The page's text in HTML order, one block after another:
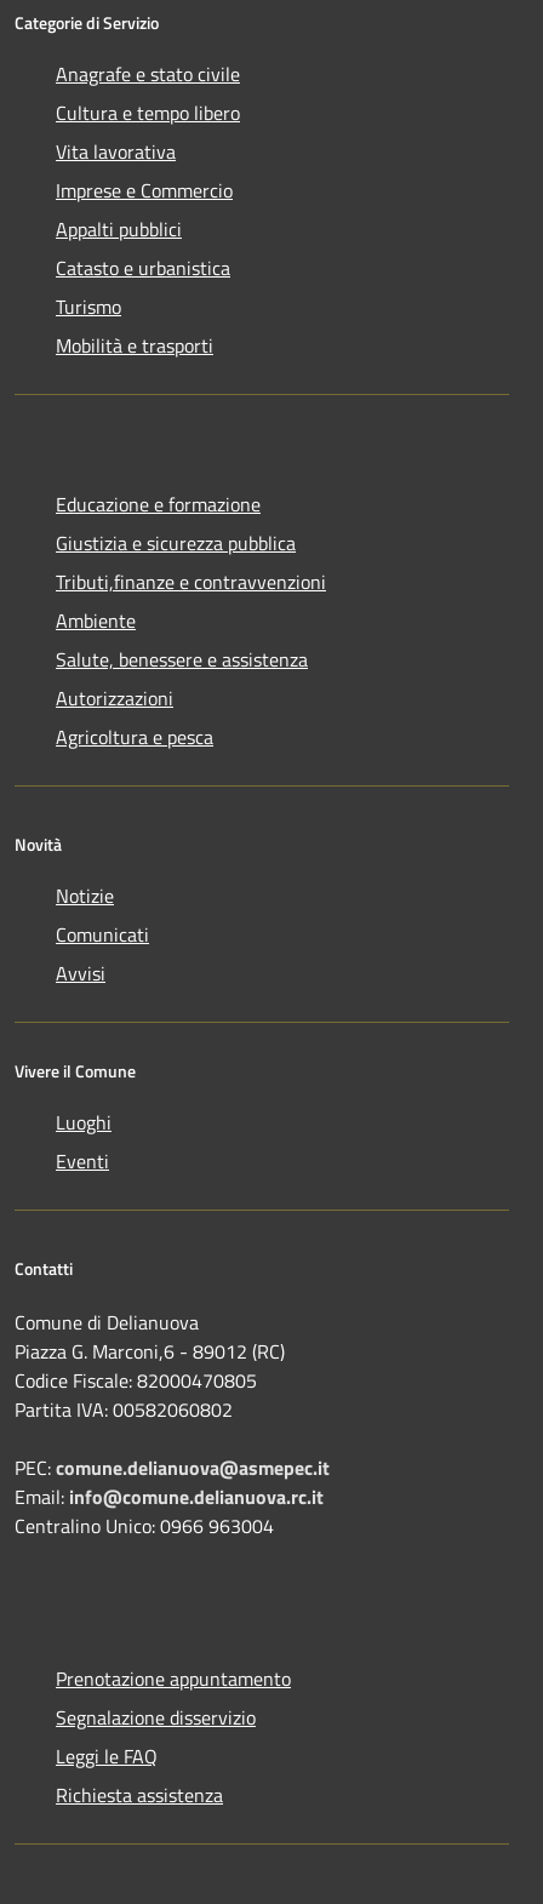
Categorie di Servizio
Anagrafe e stato civile
Cultura e tempo libero
Vita lavorativa
Imprese e Commercio
Appalti pubblici
Catasto e urbanistica
Turismo
Mobilità e trasporti
Educazione e formazione
Giustizia e sicurezza pubblica
Tributi,finanze e contravvenzioni
Ambiente
Salute, benessere e assistenza
Autorizzazioni
Agricoltura e pesca
Novità
Notizie
Comunicati
Avvisi
Vivere il Comune
Luoghi
Eventi
Contatti
Comune di Delianuova
Piazza G. Marconi,6 - 89012 (RC)
Codice Fiscale: 82000470805
Partita IVA: 00582060802
PEC:comune.delianuova@asmepec.it
Email: info@comune.delianuova.rc.it
Centralino Unico: 0966 963004
Prenotazione appuntamento
Segnalazione disservizio
Leggi le FAQ
Richiesta assistenza